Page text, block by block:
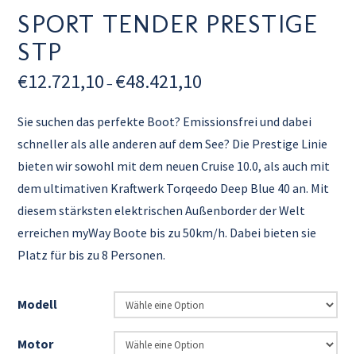
SPORT TENDER PRESTIGE
STP
€12.721,10 – €48.421,10
Sie suchen das perfekte Boot? Emissionsfrei und dabei
schneller als alle anderen auf dem See? Die Prestige Linie
bieten wir sowohl mit dem neuen Cruise 10.0, als auch mit
dem ultimativen Kraftwerk Torqeedo Deep Blue 40 an. Mit
diesem stärksten elektrischen Außenborder der Welt
erreichen myWay Boote bis zu 50km/h. Dabei bieten sie
Platz für bis zu 8 Personen.
Modell
Motor